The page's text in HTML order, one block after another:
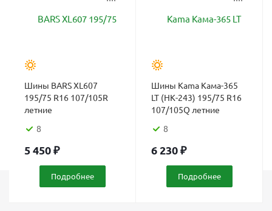
Шины BARS XL607
195/75 R16 107/105R
летние
8
5 450₽
Подробнее
Шины Kama Кама-365
LT (НК-243) 195/75 R16
107/105Q летние
8
6 230₽
Подробнее